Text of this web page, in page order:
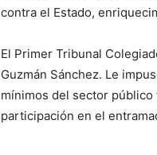
contra el Estado,
El Primer Tribunal
Guzmán Sánchez. Le
mínimos del sector
participación en el